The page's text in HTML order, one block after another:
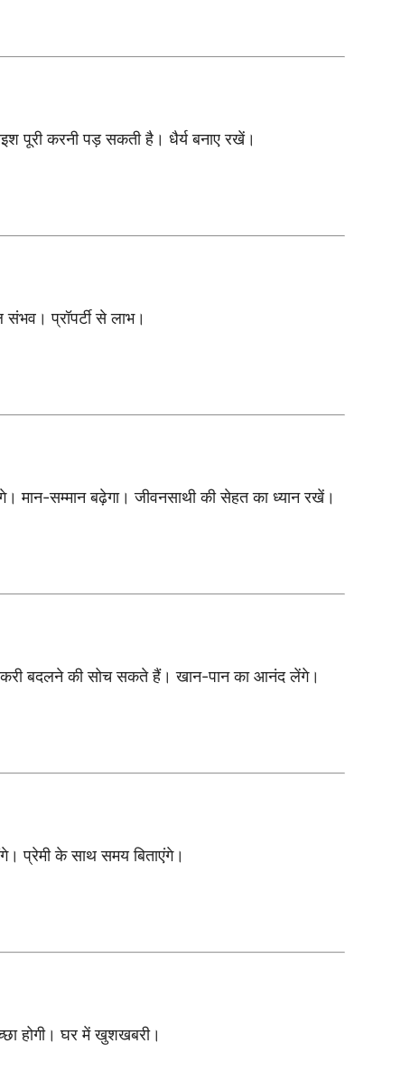
पूरी करनी पड़ सकती है। धैर्य बनाए रखें।
संभव। प्रॉपर्टी से लाभ।
मान-सम्मान बढ़ेगा। जीवनसाथी की सेहत का ध्यान रखें।
बदलने की सोच सकते हैं। खान-पान का आनंद लेंगे।
प्रेमी के साथ समय बिताएंगे।
होगी। घर में खुशखबरी।